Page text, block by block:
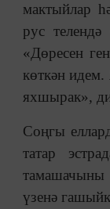
мактыйлар
рус
«Дөресен
көткән
яхшырак»,
Соңгы
татар
үзенә